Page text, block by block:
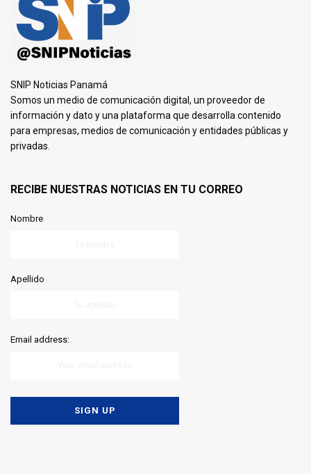
SNIP Noticias Panamá
Somos un medio de comunicación digital, un proveedor de
información y dato y una plataforma que desarrolla contenido
para empresas, medios de comunicación y entidades públicas y
privadas.
RECIBE NUESTRAS NOTICIAS EN TU CORREO
Nombre
Apellido
Email address: